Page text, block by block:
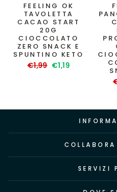
FEELING OK
TAVOLETTA
CACAO START
20G
CIOCCOLATO
ZERO SNACK E
SPUNTINO KETO
Prezzo
€1,99 Prezzo
€1,19
SERVIZI